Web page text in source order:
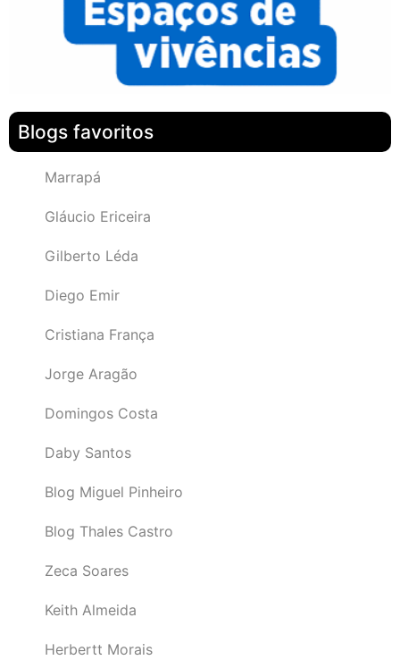
Blogs favoritos
Marrapá
Gláucio Ericeira
Gilberto Léda
Diego Emir
Cristiana França
Jorge Aragão
Domingos Costa
Daby Santos
Blog Miguel Pinheiro
Blog Thales Castro
Zeca Soares
Keith Almeida
Herbertt Morais